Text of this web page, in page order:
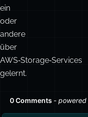
ein
oder
andere
über
AWS‑Storage‑Services
gelernt.